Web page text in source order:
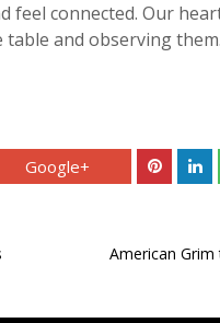
connected. Our
and observing
Google+
American